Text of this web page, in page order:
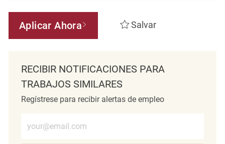
Aplicar Ahora Salvar
RECIBIR NOTIFICACIONES PARA
TRABAJOS SIMILARES
Regístrese para recibir alertas de empleo